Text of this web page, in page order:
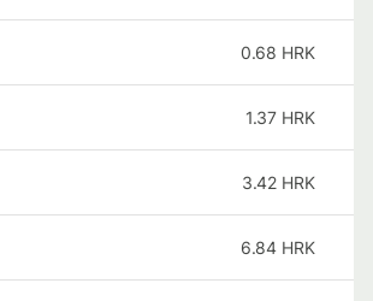
0.68 HRK
1.37 HRK
3.42 HRK
6.84 HRK